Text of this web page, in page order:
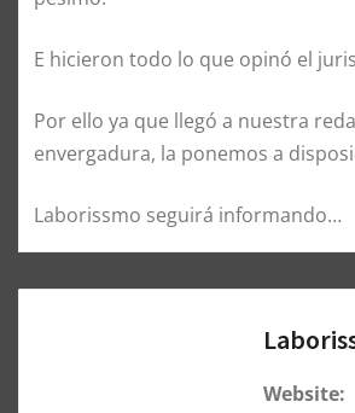
E hicieron todo lo que opinó el
Por ello ya que llegó a nuestra
envergadura, la ponemos a
Laborissmo seguirá informando…
Website: